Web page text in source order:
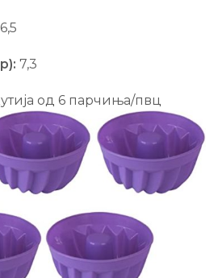
7,3
од 6 парчиња/пвц